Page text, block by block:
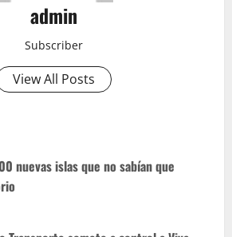
admin
Subscriber
View All Posts
nuevas islas que no sabían que